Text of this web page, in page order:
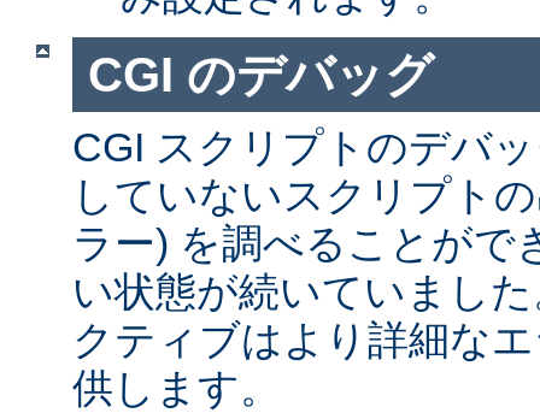
CGI のデバッグ
CGI スクリプトのデバ
していないスクリプト
ラー) を調べることがで
い状態が続いていまし
クティブはより詳細な
供します。